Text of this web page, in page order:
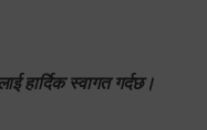
हार्दिक स्वागत गर्दछ।